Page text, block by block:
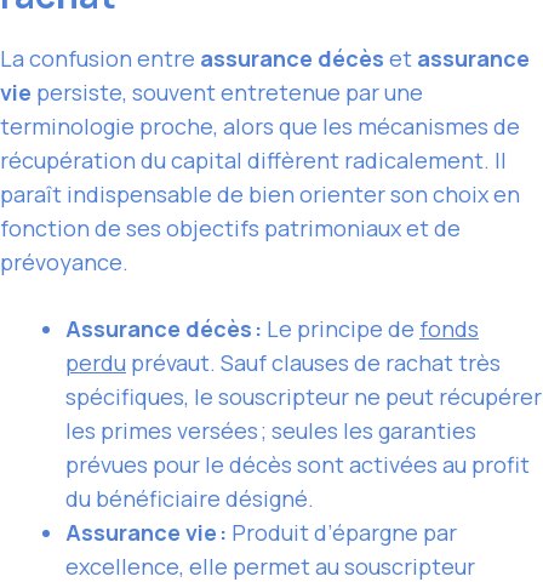
La confusion entre assurance décès et assurance
vie persiste, souvent entretenue par une
terminologie proche, alors que les mécanismes de
récupération du capital diffèrent radicalement. Il
paraît indispensable de bien orienter son choix en
fonction de ses objectifs patrimoniaux et de
prévoyance.
Assurance décès : Le principe de fonds
perdu prévaut. Sauf clauses de rachat très
spécifiques, le souscripteur ne peut récupérer
les primes versées ; seules les garanties
prévues pour le décès sont activées au profit
du bénéficiaire désigné.
Assurance vie : Produit d’épargne par
excellence, elle permet au souscripteur